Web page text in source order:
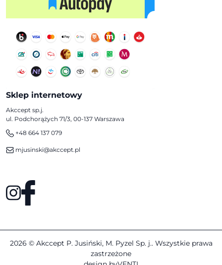
Sklep internetowy
Akccept sp.j.
ul. Podchorążych 71/3, 00-137 Warszawa
+48 664 137 079
mjusinski@akccept.pl
2026 © Akccept P. Jusiński, M. Pyzel Sp. j.. Wszystkie prawa
zastrzeżone